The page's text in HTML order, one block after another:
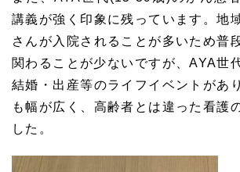
講義が強く印象に残っています。地
さんが入院されることが多いため普
関わることが少ないですが、AYA世
結婚・出産等のライフイベントがあ
も幅が広く、高齢者とは違った看護
した。